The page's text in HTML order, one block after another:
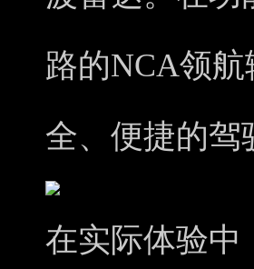
路的NCA领
全、便捷的驾
在实际体验中